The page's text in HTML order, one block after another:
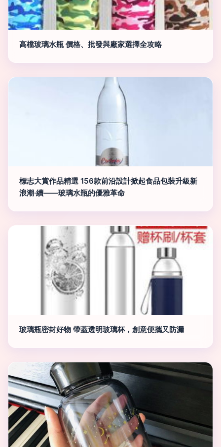
高檔玻璃水瓶 價格、批發與廠家選擇全攻略
標志大賞作品精選 156款前沿設計掀起食品包裝升級新
浪潮·續——玻璃水瓶的優雅革命
玻璃瓶密封好物 帶蓋透明玻璃杯，創意便攜又防漏